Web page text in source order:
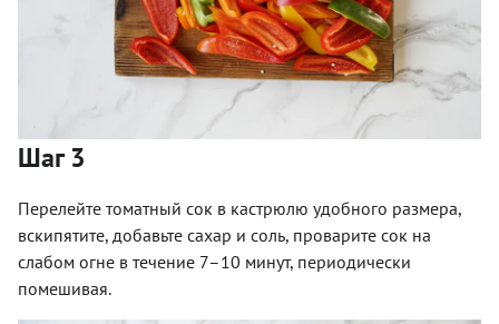
Шаг 3
Перелейте томатный сок в кастрюлю удобного размера,
вскипятите, добавьте сахар и соль, проварите сок на
слабом огне в течение 7–10 минут, периодически
помешивая.